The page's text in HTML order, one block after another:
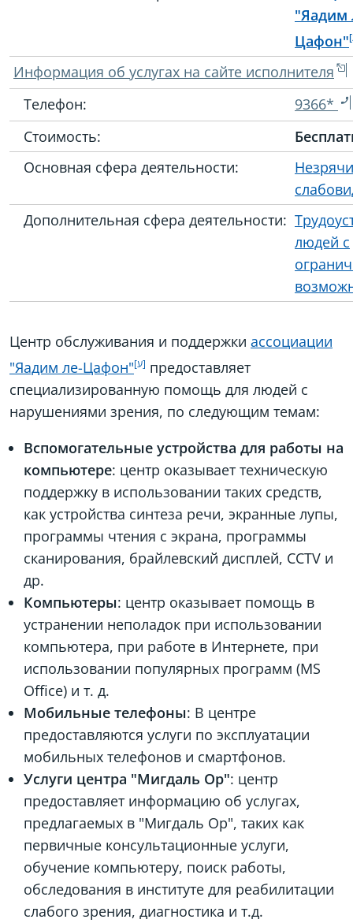
"Яадим
Цафон"
Информация об услугах на сайте исполнителя
Телефон:
9366*
Стоимость:
Основная сфера деятельности:
Дополнительная сфера деятельности:
людей с
Центр обслуживания и поддержки ассоциации
"Яадим ле-Цафон"
предоставляет
специализированную помощь для людей с
нарушениями зрения, по следующим темам:
Вспомогательные устройства для работы на
компьютере: центр оказывает техническую
поддержку в использовании таких средств,
как устройства синтеза речи, экранные лупы,
программы чтения с экрана, программы
сканирования, брайлевский дисплей, CCTV и
др.
Компьютеры: центр оказывает помощь в
устранении неполадок при использовании
компьютера, при работе в Интернете, при
использовании популярных программ (MS
Office) и т. д.
Мобильные телефоны: В центре
предоставляются услуги по эксплуатации
мобильных телефонов и смартфонов.
Услуги центра "Мигдаль Ор": центр
предоставляет информацию об услугах,
предлагаемых в "Мигдаль Ор", таких как
первичные консультационные услуги,
обучение компьютеру, поиск работы,
обследования в институте для реабилитации
слабого зрения, диагностика и т.д.